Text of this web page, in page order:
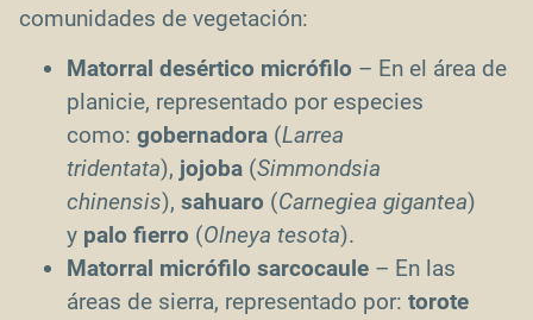
comunidades de vegetación:
Matorral desértico micrófilo – En el área de
planicie, representado por especies
como: gobernadora (Larrea
tridentata), jojoba (Simmondsia
chinensis), sahuaro (Carnegiea gigantea)
y palo fierro (Olneya tesota).
Matorral micrófilo sarcocaule – En las
áreas de sierra, representado por: torote